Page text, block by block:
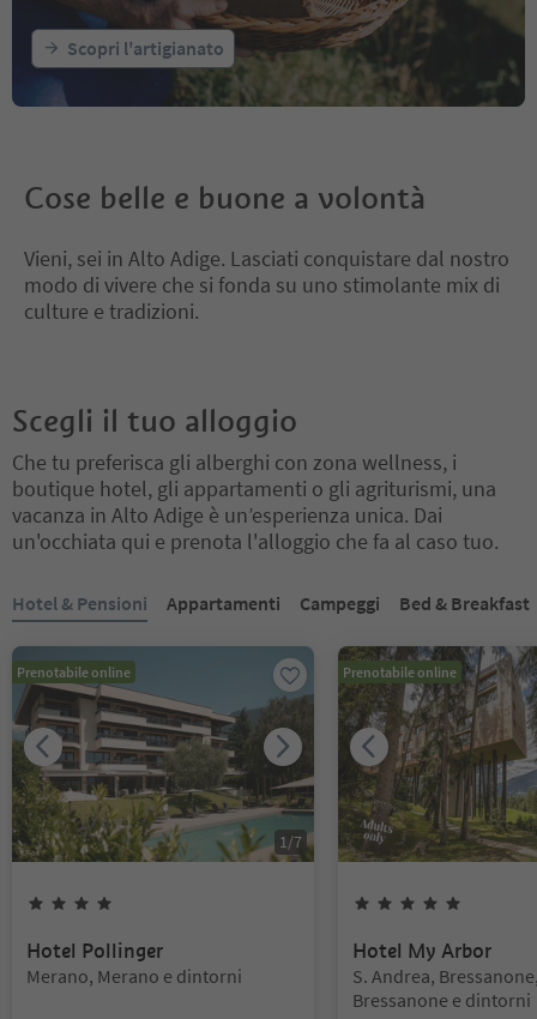
Scopri l'artigianato
Cose belle e buone a volontà
Vieni, sei in Alto Adige. Lasciati conquistare dal nostro
modo di vivere che si fonda su uno stimolante mix di
culture e tradizioni.
Scegli il tuo alloggio
Che tu preferisca gli alberghi con zona wellness, i
boutique hotel, gli appartamenti o gli agriturismi, una
vacanza in Alto Adige è un’esperienza unica. Dai
un'occhiata qui e prenota l'alloggio che fa al caso tuo.
Hotel & Pensioni Appartamenti Campeggi Bed & Breakfast
Prenotabile online
1/7
Hotel Pollinger
Posizione:
Merano, Merano e dintorni
Prenotabile online
Hotel My Arbor
Posizione:
S. Andrea,
Bressanone e dintorni